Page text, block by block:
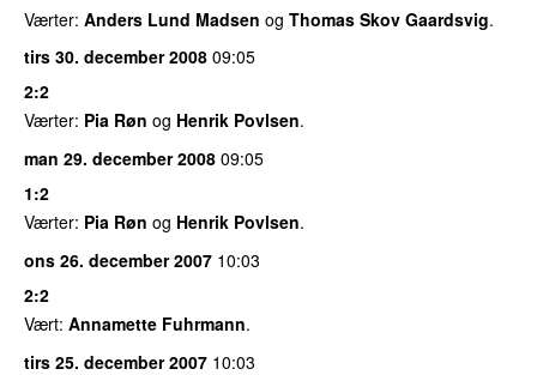
Værter: Anders Lund Madsen og Thomas Skov Gaardsvig.
tirs 30. december 2008 09:05
2:2
Værter: Pia Røn og Henrik Povlsen.
man 29. december 2008 09:05
1:2
Værter: Pia Røn og Henrik Povlsen.
ons 26. december 2007 10:03
2:2
Vært: Annamette Fuhrmann.
tirs 25. december 2007 10:03